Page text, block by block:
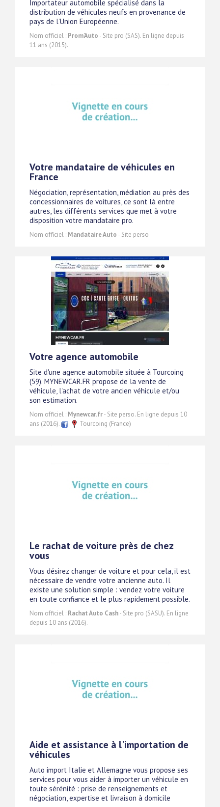
Importateur automobile spécialisé dans la
distribution de véhicules neufs en provenance de
pays de l'Union Européenne.
Nom officiel : Prom'Auto - Site pro (SAS). En ligne depuis
11 ans (2015).
Votre mandataire de véhicules en
France
Négociation, représentation, médiation au près des
concessionnaires de voitures, ce sont là entre
autres, les différents services que met à votre
disposition votre mandataire pro.
Nom officiel : Mandataire Auto - Site perso
Votre agence automobile
Site d'une agence automobile située à Tourcoing
(59). MYNEWCAR.FR propose de la vente de
véhicule, l'achat de votre ancien véhicule et/ou
son estimation.
Nom officiel : Mynewcar.fr- Site perso. En ligne depuis 10
ans (2016).
Tourcoing (France)
Le rachat de voiture près de chez
vous
Vous désirez changer de voiture et pour cela, il est
nécessaire de vendre votre ancienne auto. Il
existe une solution simple : vendez votre voiture
en toute confiance et le plus rapidement possible.
Nom officiel : Rachat Auto Cash- Site pro (SASU). En ligne
depuis 10 ans (2016).
Aide et assistance à l'importation de
véhicules
Auto import Italie et Allemagne vous propose ses
services pour vous aider à importer un véhicule en
toute sérénité : prise de renseignements et
négociation, expertise et livraison à domicile